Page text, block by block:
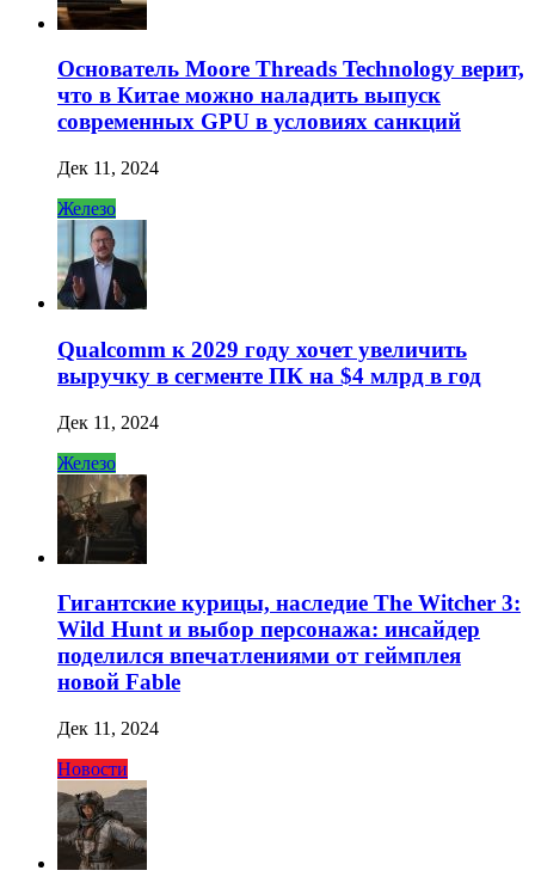
Основатель Moore Threads Technology верит,
что в Китае можно наладить выпуск
современных GPU в условиях санкций
Дек 11, 2024
Железо
Qualcomm к 2029 году хочет увеличить
выручку в сегменте ПК на $4 млрд в год
Дек 11, 2024
Железо
Гигантские курицы, наследие The Witcher 3:
Wild Hunt и выбор персонажа: инсайдер
поделился впечатлениями от геймплея
новой Fable
Дек 11, 2024
Новости